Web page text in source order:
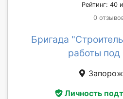
Рейтинг: 40
0
Бригада
работы
Личность